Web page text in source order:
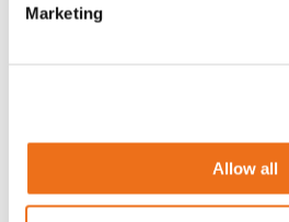
Marketing
Allow all